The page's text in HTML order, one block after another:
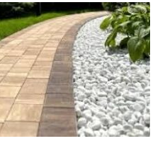
Когда
стоит
к
основные
причины
и